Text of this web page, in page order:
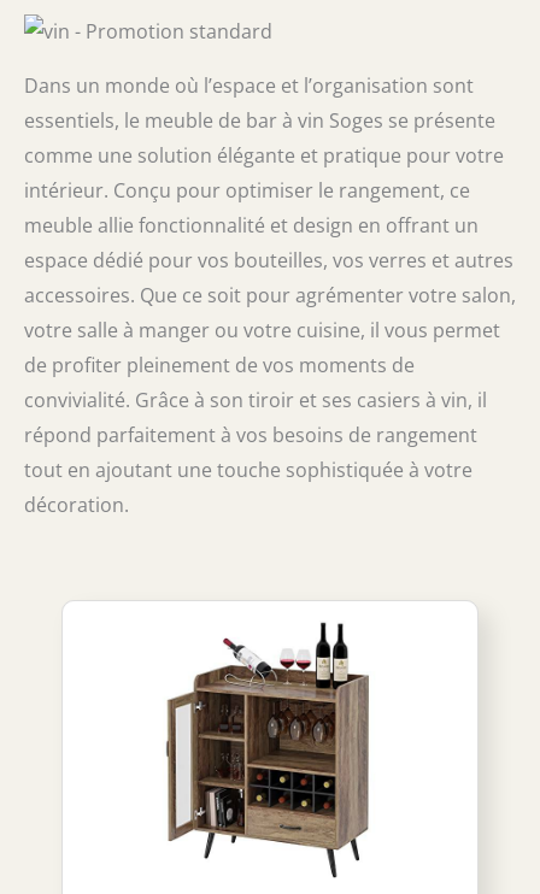
Dans un monde où l’espace et l’organisation sont
essentiels, le meuble de bar à vin Soges se présente
comme une solution élégante et pratique pour votre
intérieur. Conçu pour optimiser le rangement, ce
meuble allie fonctionnalité et design en offrant un
espace dédié pour vos bouteilles, vos verres et autres
accessoires. Que ce soit pour agrémenter votre salon,
votre salle à manger ou votre cuisine, il vous permet
de profiter pleinement de vos moments de
convivialité. Grâce à son tiroir et ses casiers à vin, il
répond parfaitement à vos besoins de rangement
tout en ajoutant une touche sophistiquée à votre
décoration.